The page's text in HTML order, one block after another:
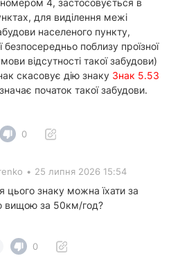
для виділення межі
населеного пункту,
безпосередньо поблизу проїзної
відсутності такої забудови)
скасовує дію знаку Знак 5.53
початок такої забудови.
0
• 25 липня 2026 15:54
цього знаку можна їхати за
вищою за 50км/год?
0